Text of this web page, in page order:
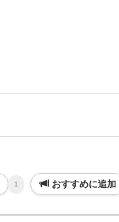
1 おすすめに追加